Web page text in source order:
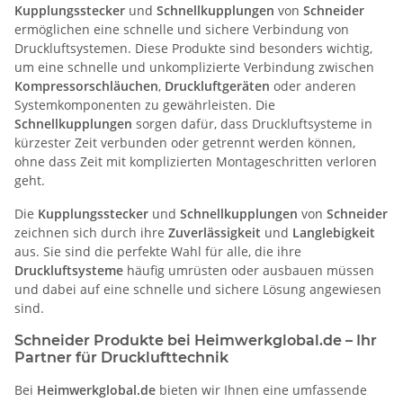
Kupplungsstecker und Schnellkupplungen von Schneider
ermöglichen eine schnelle und sichere Verbindung von
Druckluftsystemen. Diese Produkte sind besonders wichtig,
um eine schnelle und unkomplizierte Verbindung zwischen
Kompressorschläuchen, Druckluftgeräten oder anderen
Systemkomponenten zu gewährleisten. Die
Schnellkupplungen sorgen dafür, dass Druckluftsysteme in
kürzester Zeit verbunden oder getrennt werden können,
ohne dass Zeit mit komplizierten Montageschritten verloren
geht.
Die Kupplungsstecker und Schnellkupplungen von Schneider
zeichnen sich durch ihre Zuverlässigkeit und Langlebigkeit
aus. Sie sind die perfekte Wahl für alle, die ihre
Druckluftsysteme häufig umrüsten oder ausbauen müssen
und dabei auf eine schnelle und sichere Lösung angewiesen
sind.
Schneider Produkte bei Heimwerkglobal.de – Ihr
Partner für Drucklufttechnik
Bei Heimwerkglobal.de bieten wir Ihnen eine umfassende